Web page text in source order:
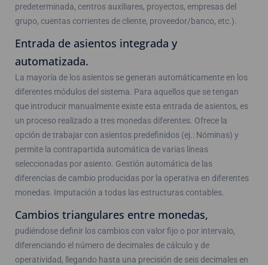
predeterminada, centros auxiliares, proyectos, empresas del
grupo, cuentas corrientes de cliente, proveedor/banco, etc.).
Entrada de asientos integrada y
automatizada.
La mayoría de los asientos se generan automáticamente en los
diferentes módulos del sistema. Para aquellos que se tengan
que introducir manualmente existe esta entrada de asientos, es
un proceso realizado a tres monedas diferentes. Ofrece la
opción de trabajar con asientos predefinidos (ej.: Nóminas) y
permite la contrapartida automática de varias líneas
seleccionadas por asiento. Gestión automática de las
diferencias de cambio producidas por la operativa en diferentes
monedas. Imputación a todas las estructuras contables.
Cambios triangulares entre monedas,
pudiéndose definir los cambios con valor fijo o por intervalo,
diferenciando el número de decimales de cálculo y de
operatividad, llegando hasta una precisión de seis decimales en